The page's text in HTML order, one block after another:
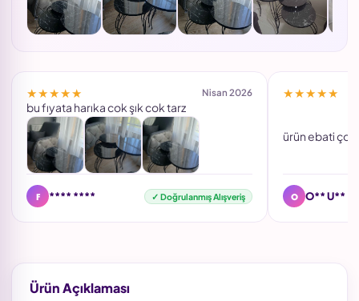
★★★★★ Nisan 2026
bu fıyata harıka cok şık cok tarz
F **** **** ✓ Doğrulanmış Alışveriş
★★★★★
ürün ebati
O O** U**
Ürün Açıklaması